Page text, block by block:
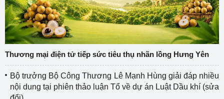
Thương mại điện tử tiếp sức tiêu thụ nhãn lồng Hưng Yên
Bộ trưởng Bộ Công Thương Lê Mạnh Hùng giải đáp nhiều
nội dung tại phiên thảo luận Tổ về dự án Luật Dầu khí (sửa